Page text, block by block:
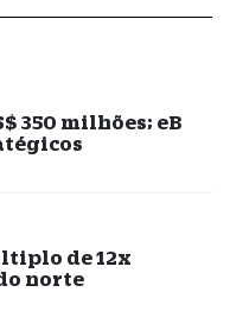
350 milhões; eB
de 12x
norte